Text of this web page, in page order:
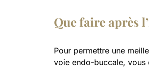
Que faire après
Pour permettre une
voie endo-buccale,